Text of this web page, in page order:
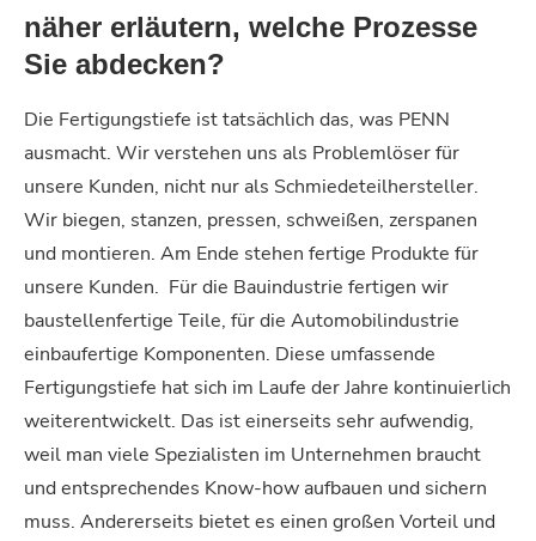
näher erläutern, welche Prozesse
Sie abdecken?
Die Fertigungstiefe ist tatsächlich das, was PENN
ausmacht. Wir verstehen uns als Problemlöser für
unsere Kunden, nicht nur als Schmiedeteilhersteller.
Wir biegen, stanzen, pressen, schweißen, zerspanen
und montieren. Am Ende stehen fertige Produkte für
unsere Kunden. Für die Bauindustrie fertigen wir
baustellenfertige Teile, für die Automobilindustrie
einbaufertige Komponenten. Diese umfassende
Fertigungstiefe hat sich im Laufe der Jahre kontinuierlich
weiterentwickelt. Das ist einerseits sehr aufwendig,
weil man viele Spezialisten im Unternehmen braucht
und entsprechendes Know-how aufbauen und sichern
muss. Andererseits bietet es einen großen Vorteil und